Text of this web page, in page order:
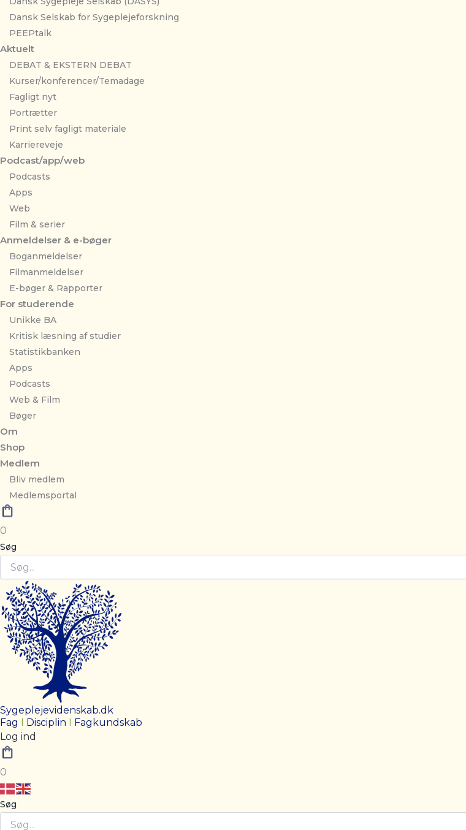
Dansk Selskab for Sygeplejeforskning
PEEPtalk
Aktuelt
DEBAT & EKSTERN DEBAT
Kurser/konferencer/Temadage
Fagligt nyt
Portrætter
Print selv fagligt materiale
Karriereveje
Podcast/app/web
Podcasts
Apps
Web
Film & serier
Anmeldelser & e-bøger
Boganmeldelser
Filmanmeldelser
E-bøger & Rapporter
For studerende
Unikke BA
Kritisk læsning af studier
Statistikbanken
Apps
Podcasts
Web & Film
Bøger
Om
Shop
Medlem
Bliv medlem
Medlemsportal
0
Søg
Sygeplejevidenskab.dk
Fag I Disciplin I Fagkundskab
Log ind
0
Søg